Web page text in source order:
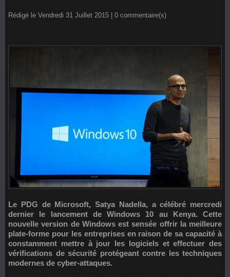
Rédigé le Vendredi 31 Juillet 2015 | 0 commentaire(s)
Le PDG de Microsoft, Satya Nadella, a célébré mercredi
dernier le lancement de Windows 10 au Kenya. Cette
nouvelle version de Windows est sensée offrir la meilleure
plate-forme pour les entreprises en raison de sa capacité à
constamment mettre à jour les logiciels et effectuer des
vérifications de sécurité protégeant contre les techniques
modernes de cyber-attaques.